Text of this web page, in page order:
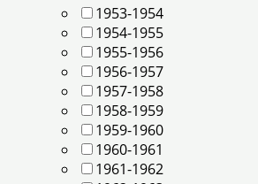
1953-1954
1954-1955
1955-1956
1956-1957
1957-1958
1958-1959
1959-1960
1960-1961
1961-1962